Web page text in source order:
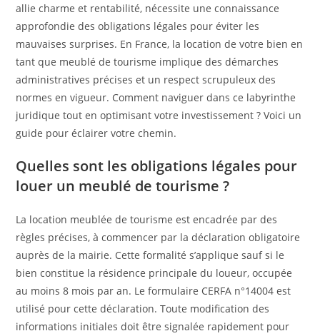
allie charme et rentabilité, nécessite une connaissance
approfondie des obligations légales pour éviter les
mauvaises surprises. En France, la location de votre bien en
tant que meublé de tourisme implique des démarches
administratives précises et un respect scrupuleux des
normes en vigueur. Comment naviguer dans ce labyrinthe
juridique tout en optimisant votre investissement ? Voici un
guide pour éclairer votre chemin.
Quelles sont les obligations légales pour
louer un meublé de tourisme ?
La location meublée de tourisme est encadrée par des
règles précises, à commencer par la déclaration obligatoire
auprès de la mairie. Cette formalité s’applique sauf si le
bien constitue la résidence principale du loueur, occupée
au moins 8 mois par an. Le formulaire CERFA n°14004 est
utilisé pour cette déclaration. Toute modification des
informations initiales doit être signalée rapidement pour